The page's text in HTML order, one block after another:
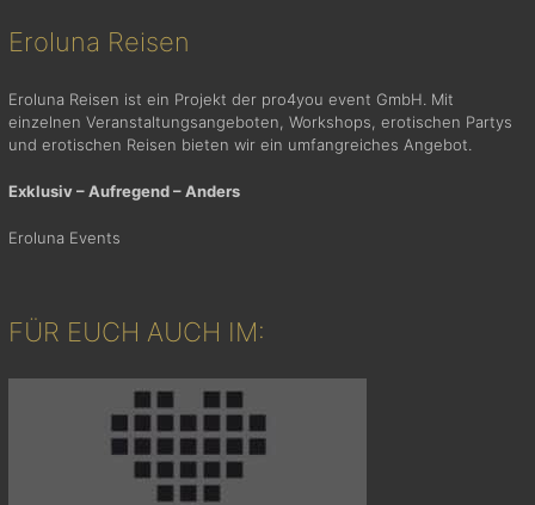
Eroluna Reisen
Eroluna Reisen ist ein Projekt der pro4you event GmbH. Mit
einzelnen Veranstaltungsangeboten, Workshops, erotischen Partys
und erotischen Reisen bieten wir ein umfangreiches Angebot.
Exklusiv – Aufregend – Anders
Eroluna Events
FÜR EUCH AUCH IM: